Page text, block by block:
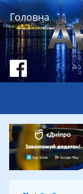
Головна